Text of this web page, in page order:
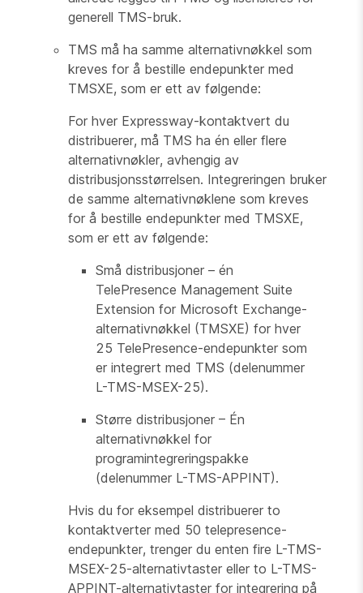
generell TMS-bruk.
TMS må ha samme alternativnøkkel som
kreves for å bestille endepunkter med
TMSXE, som er ett av følgende:
For hver Expressway-kontaktvert du
distribuerer, må TMS ha én eller flere
alternativnøkler, avhengig av
distribusjonsstørrelsen. Integreringen bruker
de samme alternativnøklene som kreves
for å bestille endepunkter med TMSXE,
som er ett av følgende:
Små distribusjoner – én
TelePresence Management Suite
Extension for Microsoft Exchange-
alternativnøkkel (TMSXE) for hver
25 TelePresence-endepunkter som
er integrert med TMS (delenummer
L-TMS-MSEX-25).
Større distribusjoner – Én
alternativnøkkel for
programintegreringspakke
(delenummer L-TMS-APPINT).
Hvis du for eksempel distribuerer to
kontaktverter med 50 telepresence-
endepunkter, trenger du enten fire L-TMS-
MSEX-25-alternativtaster eller to L-TMS-
APPINT-alternativtaster for integrering på